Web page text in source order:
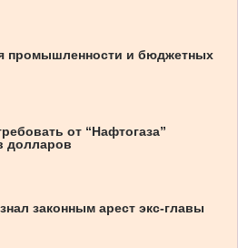
промышленности и бюджетных
от “Нафтогаза”
долларов
законным арест экс-главы